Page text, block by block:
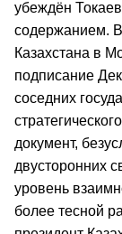
убеждён
содержанием.
Казахстана в
подписание
соседних
документ,
двусторонних
уровень
более тесной